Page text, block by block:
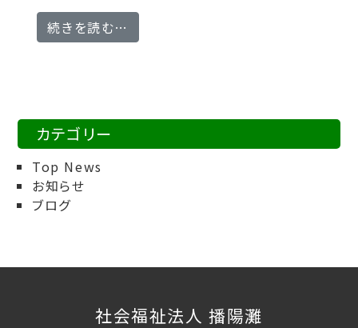
続きを読む…
カテゴリー
Top News
お知らせ
ブログ
社会福祉法人 播陽灘